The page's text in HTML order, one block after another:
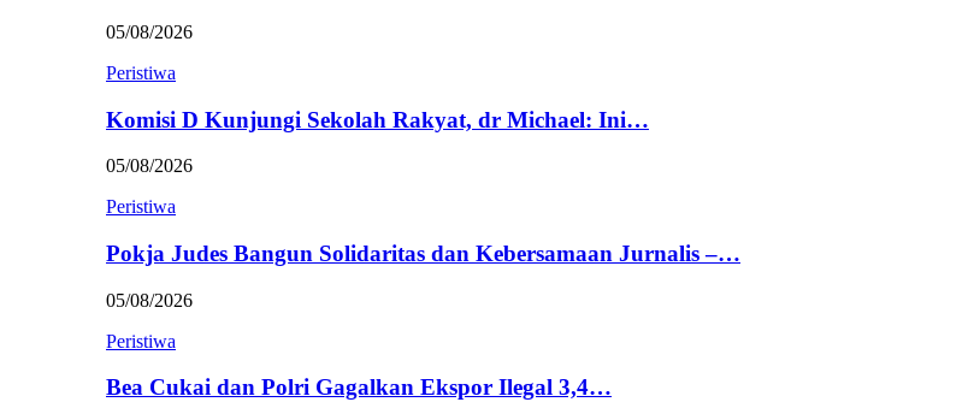
05/08/2026
Peristiwa
Komisi D Kunjungi Sekolah Rakyat, dr Michael: Ini…
05/08/2026
Peristiwa
Pokja Judes Bangun Solidaritas dan Kebersamaan Jurnalis –…
05/08/2026
Peristiwa
Bea Cukai dan Polri Gagalkan Ekspor Ilegal 3,4…